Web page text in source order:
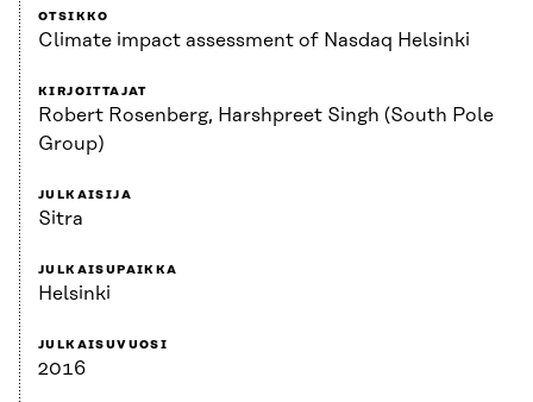
OTSIKKO
Climate impact assessment of Nasdaq Helsinki
KIRJOITTAJAT
Robert Rosenberg, Harshpreet Singh (South Pole
Group)
JULKAISIJA
Sitra
JULKAISUPAIKKA
Helsinki
JULKAISUVUOSI
2016